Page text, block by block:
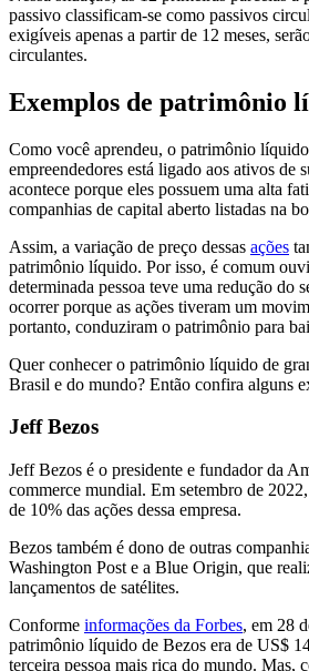
passivo classificam-se como passivos
exigíveis apenas a partir de 12 meses,
circulantes.
Exemplos de patrimônio
Como você aprendeu, o patrimônio
empreendedores está ligado aos ativos de
acontece porque eles possuem uma alta
companhias de capital aberto listadas na
Assim, a variação de preço dessas ações
patrimônio líquido. Por isso, é comum
determinada pessoa teve uma redução do
ocorrer porque as ações tiveram um
portanto, conduziram o patrimônio para
Quer conhecer o patrimônio líquido de
Brasil e do mundo? Então confira alguns
Jeff Bezos
Jeff Bezos é o presidente e fundador da
commerce mundial. Em setembro de
de 10% das ações dessa empresa.
Bezos também é dono de outras
Washington Post e a Blue Origin, que
lançamentos de satélites.
Conforme informações da Forbes, em 28
patrimônio líquido de Bezos era de US$
terceira pessoa mais rica do mundo. Mas,